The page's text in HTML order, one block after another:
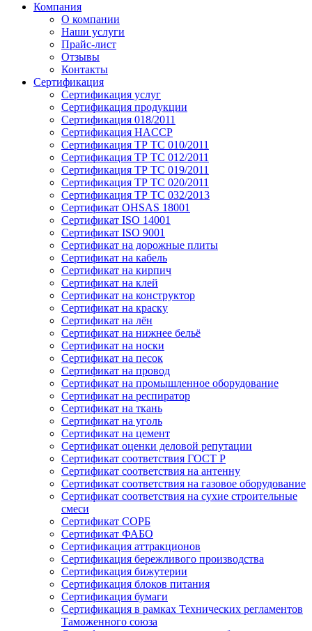
Компания
О компании
Наши услуги
Прайс-лист
Отзывы
Контакты
Сертификация
Сертификация услуг
Сертификация продукции
Сертификация 018/2011
Сертификация HACCP
Сертификация ТР ТС 010/2011
Сертификация ТР ТС 012/2011
Сертификация ТР ТС 019/2011
Сертификация ТР ТС 020/2011
Сертификация ТР ТС 032/2013
Сертификат OHSAS 18001
Сертификат ISO 14001
Сертификат ISO 9001
Сертификат на дорожные плиты
Сертификат на кабель
Сертификат на кирпич
Сертификат на клей
Сертификат на конструктор
Сертификат на краску
Сертификат на лён
Сертификат на нижнее бельё
Сертификат на носки
Сертификат на песок
Сертификат на провод
Сертификат на промышленное оборудование
Сертификат на респиратор
Сертификат на ткань
Сертификат на уголь
Сертификат на цемент
Сертификат оценки деловой репутации
Сертификат соответствия ГОСТ Р
Сертификат соответствия на антенну
Сертификат соответствия на газовое оборудование
Сертификат соответствия на сухие строительные
смеси
Сертификат СОРБ
Сертификат ФАБО
Сертификация аттракционов
Сертификация бережливого производства
Сертификация бижутерии
Сертификация блоков питания
Сертификация бумаги
Сертификация в рамках Технических регламентов
Таможенного союза